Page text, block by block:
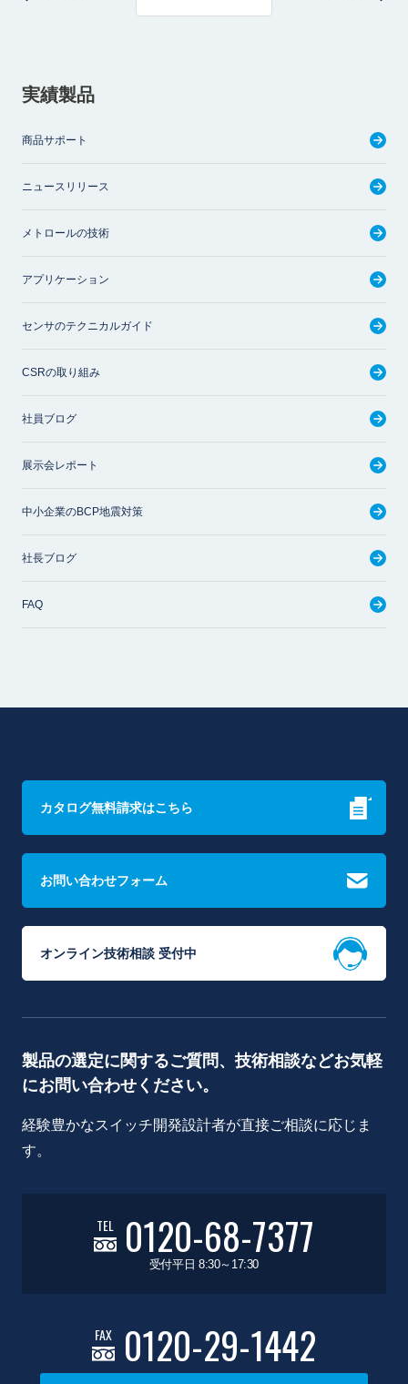
実績製品
商品サポート
ニュースリリース
メトロールの技術
アプリケーション
センサのテクニカルガイド
CSRの取り組み
社員ブログ
展示会レポート
中小企業のBCP地震対策
社長ブログ
FAQ
カタログ無料請求はこちら
お問い合わせフォーム
オンライン技術相談 受付中
製品の選定に関するご質問、技術相談などお気軽
にお問い合わせください。
経験豊かなスイッチ開発設計者が直接ご相談に応じま
す。
TEL 0120-68-7377
受付平日 8:30～17:30
FAX 0120-29-1442